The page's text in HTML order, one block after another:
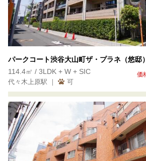
パークコート渋谷大山町ザ・プラネ（悠邸）
価
114.4㎡ / 3LDK + W + SIC
代々木上原駅 ｜ 可